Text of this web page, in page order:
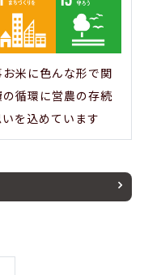
米に色んな形で関
循環に営農の存続
を込めています